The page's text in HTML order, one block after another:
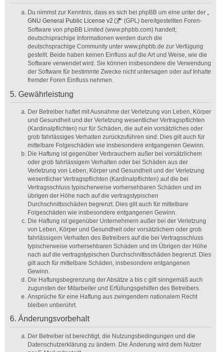
Du nimmst zur Kenntnis, dass es sich bei phpBB um eine unter der „
GNU General Public License v2
“ (GPL) bereitgestellten Foren-
Software von phpBB Limited (www.phpbb.com) handelt;
deutschsprachige Informationen werden durch die
deutschsprachige Community unter www.phpbb.de zur Verfügung
gestellt. Beide haben keinen Einfluss auf die Art und Weise, wie die
Software verwendet wird. Sie können insbesondere die Verwendung
der Software für bestimmte Zwecke nicht untersagen oder auf Inhalte
fremder Foren Einfluss nehmen.
5. Gewährleistung
Der Betreiber haftet mit Ausnahme der Verletzung von Leben, Körper
und Gesundheit und der Verletzung wesentlicher Vertragspflichten
(Kardinalpflichten) nur für Schäden, die auf ein vorsätzliches oder
grob fahrlässiges Verhalten zurückzuführen sind. Dies gilt auch für
mittelbare Folgeschäden wie insbesondere entgangenen Gewinn.
Die Haftung ist gegenüber Verbrauchern außer bei vorsätzlichem
oder grob fahrlässigem Verhalten oder bei Schäden aus der
Verletzung von Leben, Körper und Gesundheit und der Verletzung
wesentlicher Vertragspflichten (Kardinalpflichten) auf die bei
Vertragsschluss typischerweise vorhersehbaren Schäden und im
übrigen der Höhe nach auf die vertragstypischen
Durchschnittsschäden begrenzt. Dies gilt auch für mittelbare
Folgeschäden wie insbesondere entgangenen Gewinn.
Die Haftung ist gegenüber Unternehmern außer bei der Verletzung
von Leben, Körper und Gesundheit oder vorsätzlichem oder grob
fahrlässigem Verhalten des Betreibers auf die bei Vertragsschluss
typischerweise vorhersehbaren Schäden und im Übrigen der Höhe
nach auf die vertragstypischen Durchschnittsschäden begrenzt. Dies
gilt auch für mittelbare Schäden, insbesondere entgangenen
Gewinn.
Die Haftungsbegrenzung der Absätze a bis c gilt sinngemäß auch
zugunsten der Mitarbeiter und Erfüllungsgehilfen des Betreibers.
Ansprüche für eine Haftung aus zwingendem nationalem Recht
bleiben unberührt.
6. Änderungsvorbehalt
Der Betreiber ist berechtigt, die Nutzungsbedingungen und die
Datenschutzerklärung zu ändern. Die Änderung wird dem Nutzer